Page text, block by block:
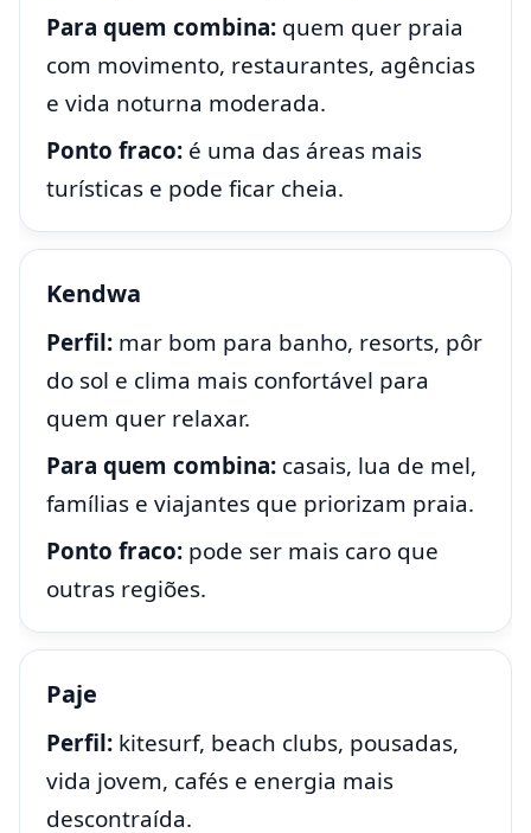
Para quem combina: quem quer praia
com movimento, restaurantes, agências
e vida noturna moderada.
Ponto fraco: é uma das áreas mais
turísticas e pode ficar cheia.
Kendwa
Perfil: mar bom para banho, resorts, pôr
do sol e clima mais confortável para
quem quer relaxar.
Para quem combina: casais, lua de mel,
famílias e viajantes que priorizam praia.
Ponto fraco: pode ser mais caro que
outras regiões.
Paje
Perfil: kitesurf, beach clubs, pousadas,
vida jovem, cafés e energia mais
descontraída.